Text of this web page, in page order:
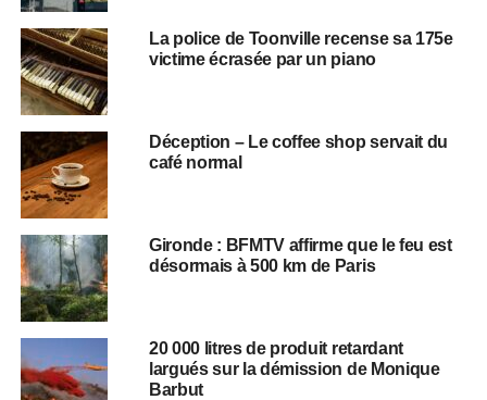
La police de Toonville recense sa 175e
victime écrasée par un piano
Déception – Le coffee shop servait du
café normal
Gironde : BFMTV affirme que le feu est
désormais à 500 km de Paris
20 000 litres de produit retardant
largués sur la démission de Monique
Barbut